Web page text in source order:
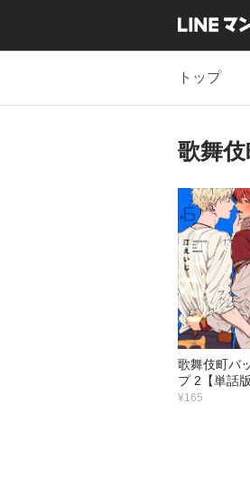
トップ
歌舞
歌舞伎町バ
プ 2【単話
¥165